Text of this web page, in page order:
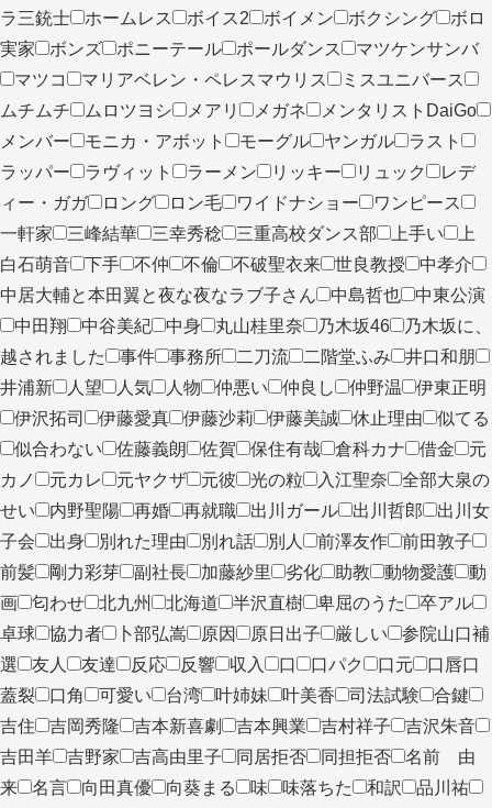
ラ三銃士
ホームレス ボイス2 ボイメン ボクシング
ボロ
実家
ボンズ ポニーテール ポールダンス
マツケンサンバ
マツコ
マリアベレン・ペレスマウリス
ミスユニバース
ムチムチ
ムロツヨシ メアリ メガネ
メンタリストDaiGo
メンバー
モニカ・アボット モーグル ヤンガル
ラスト
ラッパー
ラヴィット ラーメン リッキー リュック
レデ
ィー・ガガ
ロング ロン毛 ワイドナショー
ワンピース
一軒家
三峰結華 三幸秀稔 三重高校ダンス部 上手い
上
白石萌音
下手 不仲 不倫 不破聖衣来 世良教授
中孝介
中居大輔と本田翼と夜な夜なラブ子さん
中島哲也
中東公演
中田翔
中谷美紀 中身 丸山桂里奈 乃木坂46
乃木坂に、
越されました
事件 事務所 二刀流 二階堂ふみ
井口和朋
井浦新
人望 人気 人物 仲悪い 仲良し 仲野温
伊東正明
伊沢拓司
伊藤愛真 伊藤沙莉 伊藤美誠 休止理由
似てる
似合わない
佐藤義朗 佐賀 保住有哉 倉科カナ 借金
元
カノ
元カレ 元ヤクザ 元彼 光の粒 入江聖奈
全部大泉の
せい
内野聖陽 再婚 再就職 出川ガール 出川哲郎
出川女
子会
出身 別れた理由 別れ話 別人 前澤友作
前田敦子
前髪
剛力彩芽 副社長 加藤紗里 劣化 助教 動物愛護
動
画
匂わせ 北九州 北海道 半沢直樹 卑屈のうた
卒アル
卓球
協力者 卜部弘嵩 原因 原日出子 厳しい
参院山口補
選
友人 友達 反応 反響 収入 口 口パク 口元
口唇口
蓋裂
口角 可愛い 台湾 叶姉妹 叶美香 司法試験
合鍵
吉住
吉岡秀隆 吉本新喜劇 吉本興業 吉村祥子
吉沢朱音
吉田羊
吉野家 吉高由里子 同居拒否 同担拒否
名前 由
来
名言 向田真優 向葵まる 味 味落ちた 和訳
品川祐